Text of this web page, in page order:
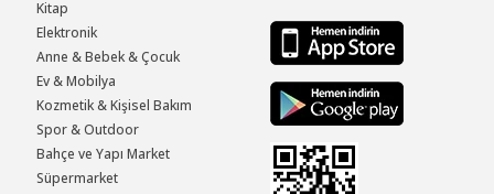
Kitap
Elektronik
Anne & Bebek & Çocuk
Ev & Mobilya
Kozmetik & Kişisel Bakım
Spor & Outdoor
Bahçe ve Yapı Market
Süpermarket